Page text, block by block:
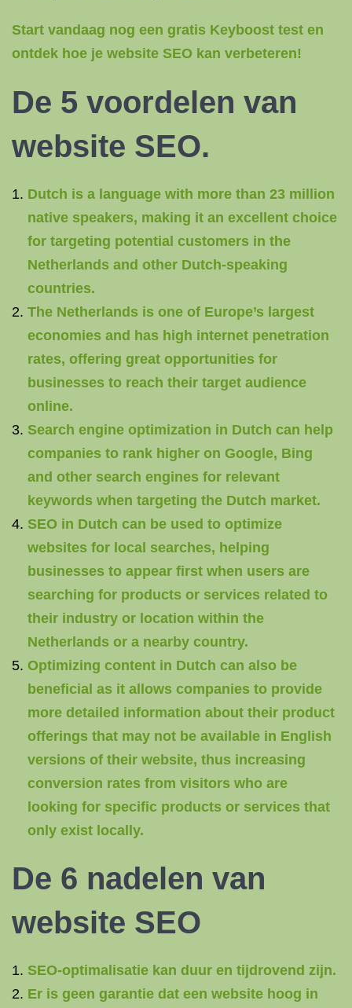
Start vandaag nog een gratis Keyboost test en
ontdek hoe je website SEO kan verbeteren!
De 5 voordelen van
website SEO.
Dutch is a language with more than 23 million
native speakers, making it an excellent choice
for targeting potential customers in the
Netherlands and other Dutch-speaking
countries.
The Netherlands is one of Europe’s largest
economies and has high internet penetration
rates, offering great opportunities for
businesses to reach their target audience
online.
Search engine optimization in Dutch can help
companies to rank higher on Google, Bing
and other search engines for relevant
keywords when targeting the Dutch market.
SEO in Dutch can be used to optimize
websites for local searches, helping
businesses to appear first when users are
searching for products or services related to
their industry or location within the
Netherlands or a nearby country.
Optimizing content in Dutch can also be
beneficial as it allows companies to provide
more detailed information about their product
offerings that may not be available in English
versions of their website, thus increasing
conversion rates from visitors who are
looking for specific products or services that
only exist locally.
De 6 nadelen van
website SEO
SEO-optimalisatie kan duur en tijdrovend zijn.
Er is geen garantie dat een website hoog in